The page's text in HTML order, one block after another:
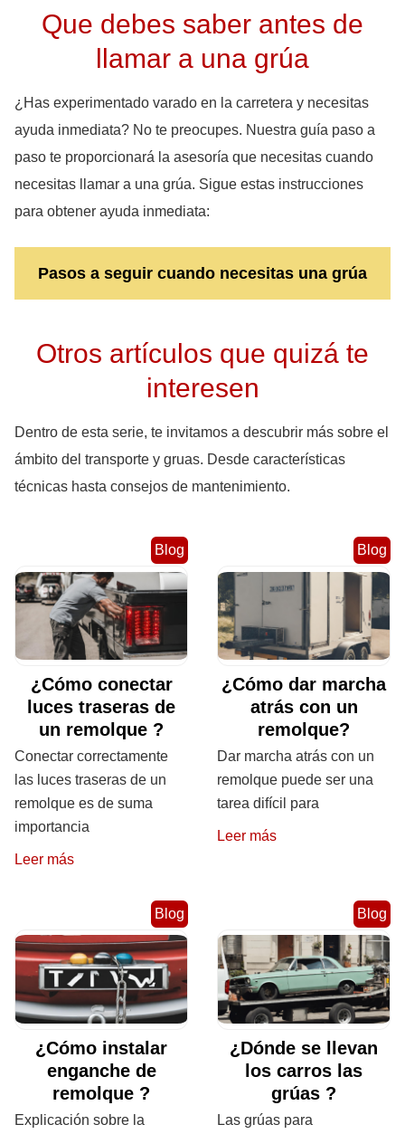
Que debes saber antes de
llamar a una grúa
¿Has experimentado varado en la carretera y necesitas
ayuda inmediata? No te preocupes. Nuestra guía paso a
paso te proporcionará la asesoría que necesitas cuando
necesitas llamar a una grúa. Sigue estas instrucciones
para obtener ayuda inmediata:
Pasos a seguir cuando necesitas una grúa
Otros artículos que quizá te
interesen
Dentro de esta serie, te invitamos a descubrir más sobre el
ámbito del transporte y gruas. Desde características
técnicas hasta consejos de mantenimiento.
Blog
¿Cómo conectar
luces traseras de
un remolque ?
Conectar correctamente
las luces traseras de un
remolque es de suma
importancia
Leer más
Blog
¿Cómo dar marcha
atrás con un
remolque?
Dar marcha atrás con un
remolque puede ser una
tarea difícil para
Leer más
Blog
¿Cómo instalar
enganche de
remolque ?
Explicación sobre la
Blog
¿Dónde se llevan
los carros las
grúas ?
Las grúas para